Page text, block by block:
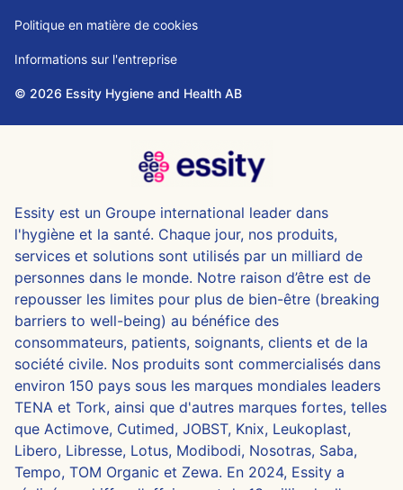
Politique en matière de cookies
Informations sur l'entreprise
© 2026 Essity Hygiene and Health AB
Essity est un Groupe international leader dans
l'hygiène et la santé. Chaque jour, nos produits,
services et solutions sont utilisés par un milliard de
personnes dans le monde. Notre raison d’être est de
repousser les limites pour plus de bien-être (breaking
barriers to well-being) au bénéfice des
consommateurs, patients, soignants, clients et de la
société civile. Nos produits sont commercialisés dans
environ 150 pays sous les marques mondiales leaders
TENA et Tork, ainsi que d'autres marques fortes, telles
que Actimove, Cutimed, JOBST, Knix, Leukoplast,
Libero, Libresse, Lotus, Modibodi, Nosotras, Saba,
Tempo, TOM Organic et Zewa. En 2024, Essity a